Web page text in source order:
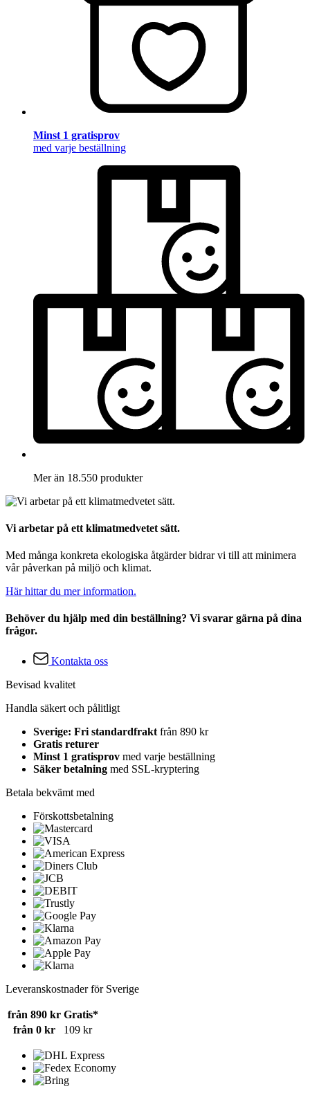
Minst 1 gratisprov
med varje beställning
Mer än 18.550 produkter
Vi arbetar på ett klimatmedvetet sätt.
Med många konkreta ekologiska åtgärder bidrar vi till att minimera
vår påverkan på miljö och klimat.
Här hittar du mer information.
Behöver du hjälp med din beställning? Vi svarar gärna på dina
frågor.
Kontakta oss
Bevisad kvalitet
Handla säkert och pålitligt
Sverige: Fri standardfrakt från 890 kr
Gratis returer
Minst 1 gratisprov med varje beställning
Säker betalning med SSL-kryptering
Betala bekvämt med
Förskottsbetalning
Leveranskostnader för Sverige
från 890 kr Gratis*
från 0 kr
109 kr